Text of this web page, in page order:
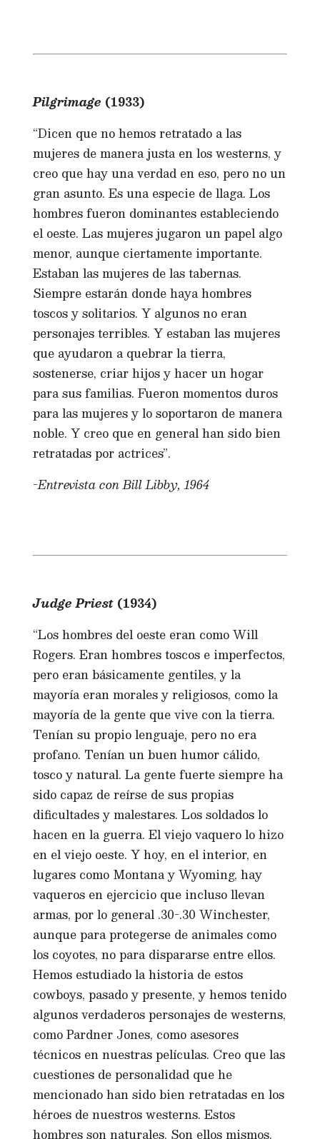
Pilgrimage (1933)
“Dicen que no hemos retratado a las
mujeres de manera justa en los westerns, y
creo que hay una verdad en eso, pero no un
gran asunto. Es una especie de llaga. Los
hombres fueron dominantes estableciendo
el oeste. Las mujeres jugaron un papel algo
menor, aunque ciertamente importante.
Estaban las mujeres de las tabernas.
Siempre estarán donde haya hombres
toscos y solitarios. Y algunos no eran
personajes terribles. Y estaban las mujeres
que ayudaron a quebrar la tierra,
sostenerse, criar hijos y hacer un hogar
para sus familias. Fueron momentos duros
para las mujeres y lo soportaron de manera
noble. Y creo que en general han sido bien
retratadas por actrices”.
-Entrevista con Bill Libby, 1964
Judge Priest (1934)
“Los hombres del oeste eran como Will
Rogers. Eran hombres toscos e imperfectos,
pero eran básicamente gentiles, y la
mayoría eran morales y religiosos, como la
mayoría de la gente que vive con la tierra.
Tenían su propio lenguaje, pero no era
profano. Tenían un buen humor cálido,
tosco y natural. La gente fuerte siempre ha
sido capaz de reírse de sus propias
dificultades y malestares. Los soldados lo
hacen en la guerra. El viejo vaquero lo hizo
en el viejo oeste. Y hoy, en el interior, en
lugares como Montana y Wyoming, hay
vaqueros en ejercicio que incluso llevan
armas, por lo general .30-.30 Winchester,
aunque para protegerse de animales como
los coyotes, no para dispararse entre ellos.
Hemos estudiado la historia de estos
cowboys, pasado y presente, y hemos tenido
algunos verdaderos personajes de westerns,
como Pardner Jones, como asesores
técnicos en nuestras películas. Creo que las
cuestiones de personalidad que he
mencionado han sido bien retratadas en los
héroes de nuestros westerns. Estos
hombres son naturales. Son ellos mismos.